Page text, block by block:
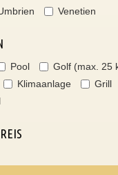
Venetien
Pool
Golf (max. 25
Klimaanlage Grill